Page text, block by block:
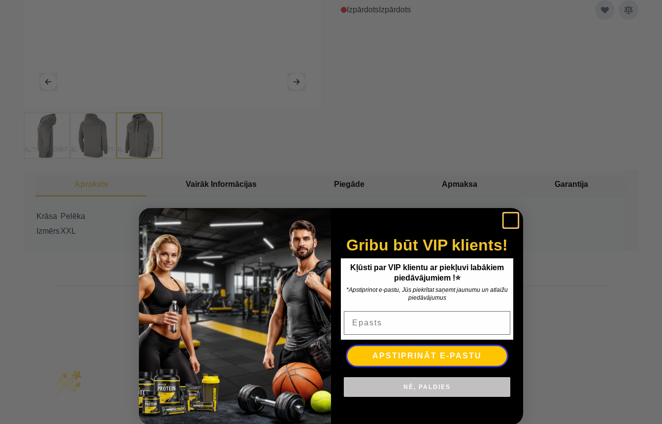
Izpārdots Izpārdots
Apraksts Vairāk Informācijas Piegāde Apmaksa Garantija
Krāsa
Pelēka
IzmērsXXL
Customer Reviews
We’re looking for stars!
Gribu būt VIP klients!
Kļūsti par VIP klientu ar piekļuvi labākiem
piedāvājumiem !⭐
*Apstiprinot e-pastu, Jūs piekrītat saņemt jaunumu un atlaižu
piedāvājumus
APSTIPRINĀT E-PASTU
NĒ, PALDIES